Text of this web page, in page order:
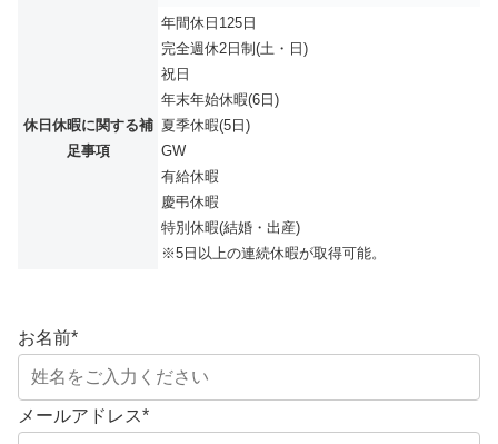
休日休暇に関する補
足事項
年間休日125日
完全週休2日制(土・日)
祝日
年末年始休暇(6日)
夏季休暇(5日)
GW
有給休暇
慶弔休暇
特別休暇(結婚・出産)
※5日以上の連続休暇が取得可能。
お名前*
メールアドレス*